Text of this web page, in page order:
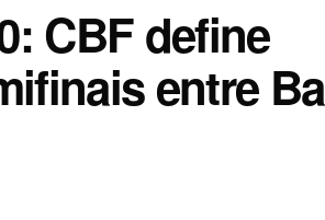
CBF define
entre